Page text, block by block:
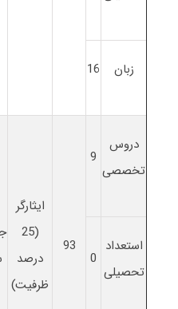
زبان 16
دروس
تخصصی
9
93
ایثارگر
(25
درصد
ظرفیت)
استعداد
تحصیلی
0